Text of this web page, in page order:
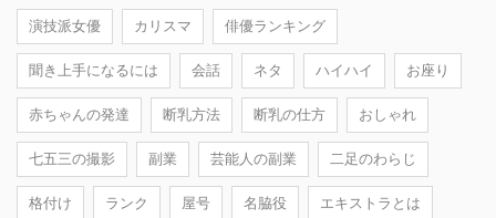
演技派女優 カリスマ 俳優ランキング
聞き上手になるには 会話 ネタ ハイハイ お座り
赤ちゃんの発達 断乳方法 断乳の仕方 おしゃれ
七五三の撮影 副業 芸能人の副業 二足のわらじ
格付け ランク 屋号 名脇役 エキストラとは